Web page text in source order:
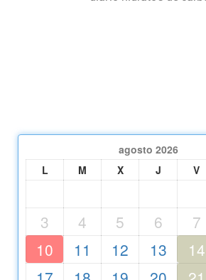
agosto 2026
L
M X J V
3
4 5 6 7
10
11 12 13 14